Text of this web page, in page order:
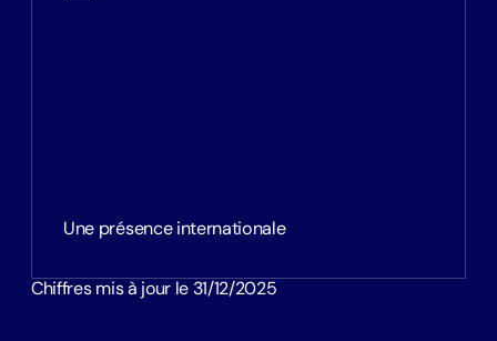
Une présence internationale
Chiffres mis à jour le 31/12/2025